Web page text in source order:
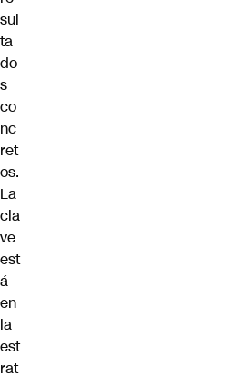
sul
ta
do
s
co
nc
ret
os.
La
cla
ve
est
á
en
la
est
rat